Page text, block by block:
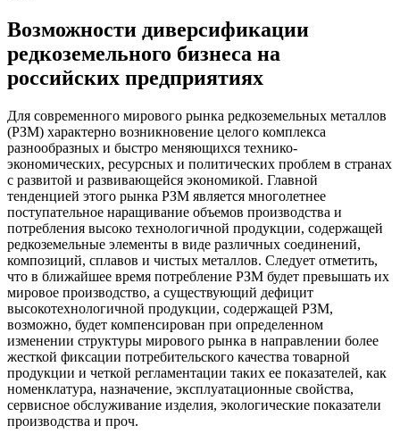
Возможности диверсификации
редкоземельного бизнеса на
российских предприятиях
Для современного мирового рынка редкоземельных металлов
(РЗМ) характерно возникновение целого комплекса
разнообразных и быстро меняющихся технико-
экономических, ресурсных и политических проблем в странах
с развитой и развивающейся экономикой. Главной
тенденцией этого рынка РЗМ является многолетнее
поступательное наращивание объемов производства и
потребления высоко технологичной продукции, содержащей
редкоземельные элементы в виде различных соединений,
композиций, сплавов и чистых металлов. Следует отметить,
что в ближайшее время потребление РЗМ будет превышать их
мировое производство, а существующий дефицит
высокотехнологичной продукции, содержащей РЗМ,
возможно, будет компенсирован при определенном
изменении структуры мирового рынка в направлении более
жесткой фиксации потребительского качества товарной
продукции и четкой регламентации таких ее показателей, как
номенклатура, назначение, эксплуатационные свойства,
сервисное обслуживание изделия, экологические показатели
производства и проч.